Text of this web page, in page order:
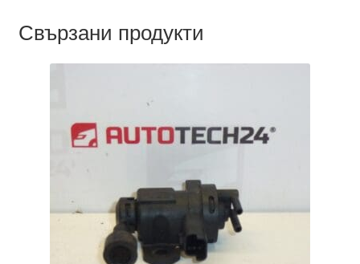
Свързани продукти